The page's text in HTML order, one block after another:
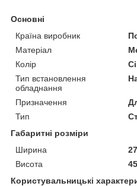
Основні
Країна виробник
Матеріал
Колір
Тип встановлення
обладнання
Призначення
Тип
Габаритні розміри
Ширина
Висота
Користувальницькі